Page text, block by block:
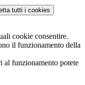
tutti i cookies
cookie consentire.
il funzionamento della
al funzionamento potete